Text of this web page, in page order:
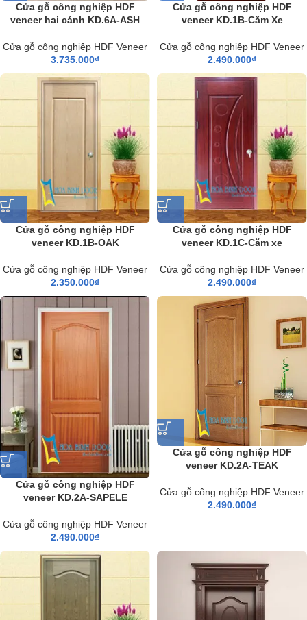
Cửa gỗ công nghiệp HDF
veneer hai cánh KD.6A-ASH
Cửa gỗ công nghiệp HDF Veneer
3.735.000₫
Cửa gỗ công nghiệp HDF
veneer KD.1B-Căm Xe
Cửa gỗ công nghiệp HDF Veneer
2.490.000₫
Cửa gỗ công nghiệp HDF
veneer KD.1B-OAK
Cửa gỗ công nghiệp HDF Veneer
2.350.000₫
Cửa gỗ công nghiệp HDF
veneer KD.1C-Căm xe
Cửa gỗ công nghiệp HDF Veneer
2.490.000₫
Cửa gỗ công nghiệp HDF
veneer KD.2A-SAPELE
Cửa gỗ công nghiệp HDF Veneer
2.490.000₫
Cửa gỗ công nghiệp HDF
veneer KD.2A-TEAK
Cửa gỗ công nghiệp HDF Veneer
2.490.000₫